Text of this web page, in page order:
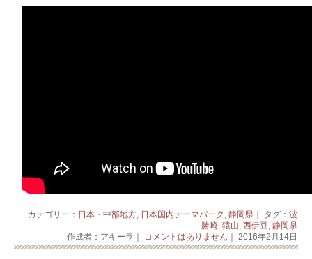
カテゴリー： 日本・中部地方, 日本国内テーマパーク , 静岡県｜ タグ： 波
勝崎, 猿山, 西伊豆, 静岡県
作成者：アキーラ｜ コメントはありません ｜ 2016年2月14日